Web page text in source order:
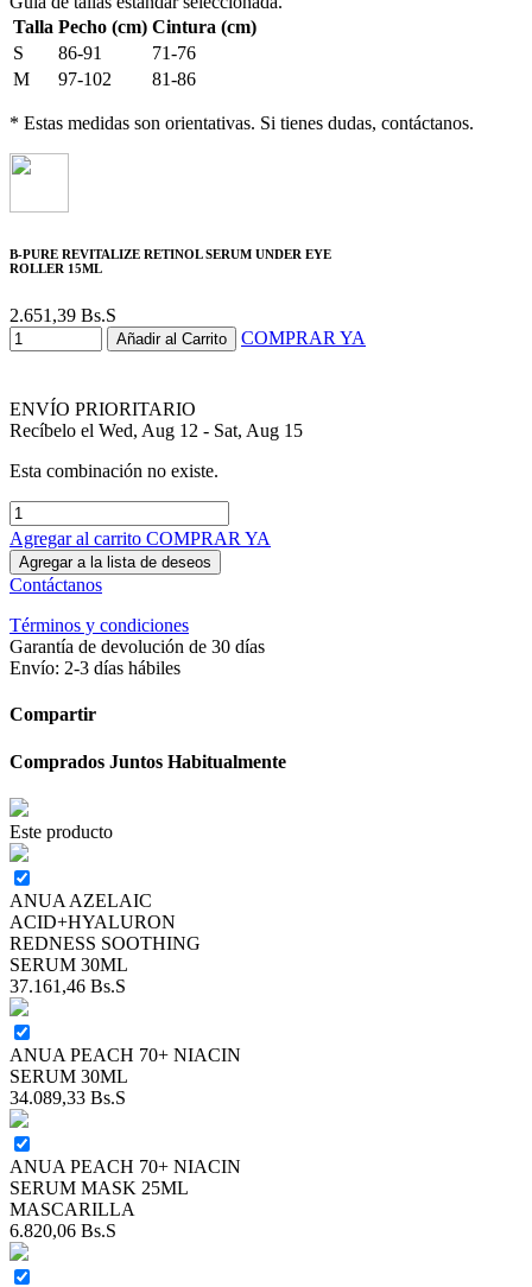
Talla Pecho (cm) Cintura (cm)
S
86-91
71-76
M
97-102 81-86
* Estas medidas son orientativas. Si tienes dudas, contáctanos.
B-PURE REVITALIZE RETINOL SERUM UNDER EYE
ROLLER 15ML
2.651,39 Bs.S
Añadir al Carrito COMPRAR YA
ENVÍO PRIORITARIO
Recíbelo el Wed, Aug 12 - Sat, Aug 15
Esta combinación no existe.
Agregar al carrito COMPRAR YA
Agregar a la lista de deseos
Contáctanos
Términos y condiciones
Garantía de devolución de 30 días
Envío: 2-3 días hábiles
Compartir
Comprados Juntos Habitualmente
Este producto
ANUA AZELAIC
ACID+HYALURON
REDNESS SOOTHING
SERUM 30ML
37.161,46 Bs.S
ANUA PEACH 70+ NIACIN
SERUM 30ML
34.089,33 Bs.S
ANUA PEACH 70+ NIACIN
SERUM MASK 25ML
MASCARILLA
6.820,06 Bs.S